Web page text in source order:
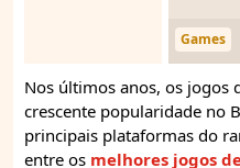
Games
Nos últimos anos, os jogos
crescente popularidade no
principais plataformas do
entre os melhores jogos